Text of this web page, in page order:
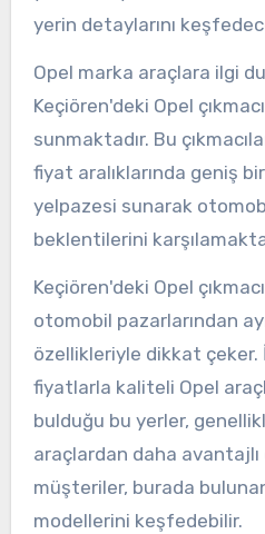
yerin detaylarını
Opel marka araçlara ilgi
Keçiören'deki Opel
sunmaktadır. Bu
fiyat aralıklarında geniş
yelpazesi sunarak
beklentilerini
Keçiören'deki Opel
otomobil pazarlarından
özellikleriyle dikkat çeker.
fiyatlarla kaliteli Opel
bulduğu bu yerler,
araçlardan daha avantajlı
müşteriler, burada
modellerini keşfedebilir.